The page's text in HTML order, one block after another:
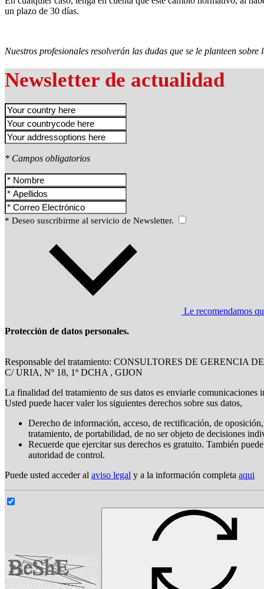
un plazo de 30 días.
Nuestros profesionales resolverán las dudas que se le planteen
Newsletter de actualidad
* Campos obligatorios
* Deseo suscribirme al servicio de Newsletter.
Le recomendamos
Protección de datos personales.
Responsable del tratamiento: CONSULTORES DE GERENCIA
C/ URIA, Nº 18, 1º DCHA , GIJON
La finalidad del tratamiento de sus datos es enviarle
Usted puede hacer valer los siguientes derechos sobre sus datos,
Derecho de información, acceso, de rectificación, de
tratamiento, de portabilidad, de no ser objeto de decisiones
Recuerde que ejercitar sus derechos es gratuito. También
autoridad de control.
Puede usted acceder al aviso legal y a la información completa aqui